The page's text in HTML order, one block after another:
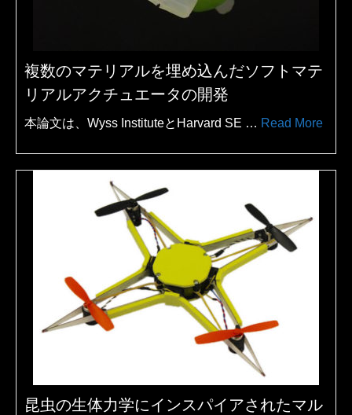
複数のマテリアルを埋め込んだソフトマテ
リアルアクチュエータの開発
本論文は、Wyss InstituteとHarvard SE … Read More
昆虫の生体力学にインスパイアされたマル